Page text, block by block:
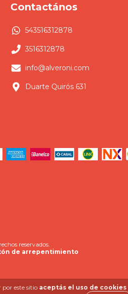
este sitio aceptás el uso de cookies
Contactános
543516312878
3516312878
info@alveroni.com
Duarte Quirós 631
reservados.
de arrepentimiento